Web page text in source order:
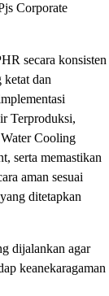
Corporate
secara konsisten
ketat dan
Terproduksi,
Water Cooling
serta memastikan
aman sesuai
ditetapkan
dijalankan agar
keanekaragaman